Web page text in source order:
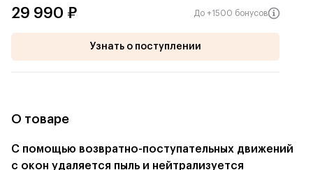
29 990 ₽ До +1500 бонусов
Узнать о поступлении
О товаре
С помощью возвратно-поступательных движений
с окон удаляется пыль и нейтрализуется